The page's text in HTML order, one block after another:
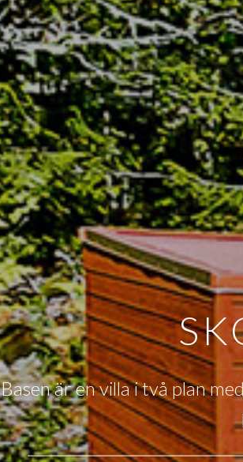
Basen är en villa i två plan